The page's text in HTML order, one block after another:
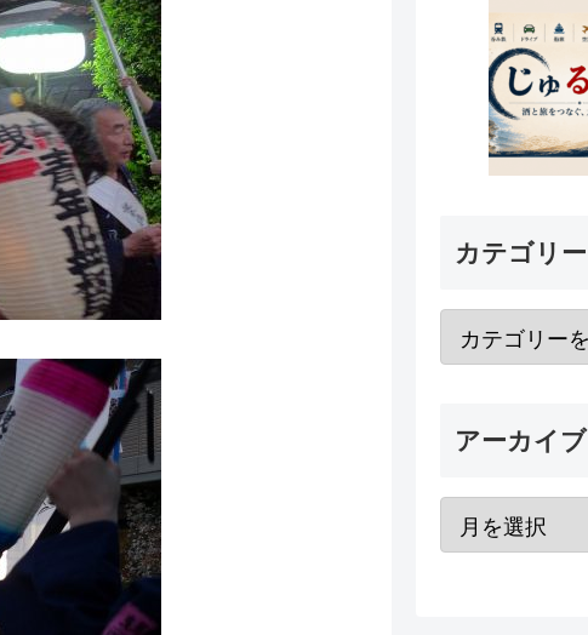
カテゴリー
アーカイブ